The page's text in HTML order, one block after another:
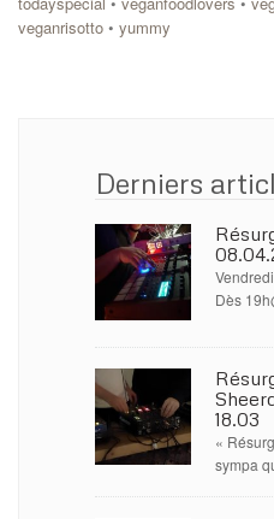
veganrisotto • yummy
Derniers
Dès
18.03
«
sympa